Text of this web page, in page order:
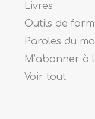
Livres
Outils de
Paroles du
M’abonner à
Voir tout